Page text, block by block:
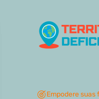
Empodere